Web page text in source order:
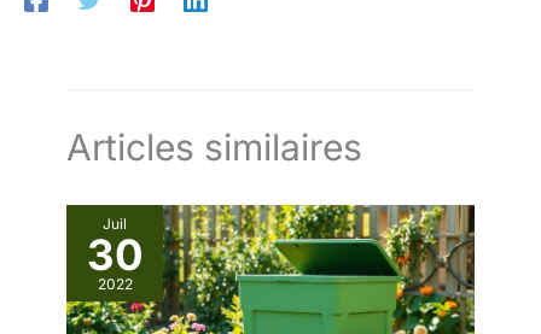
Articles similaires
Juil
30
2022